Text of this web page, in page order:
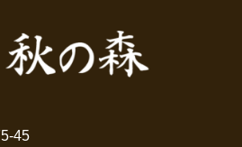
45